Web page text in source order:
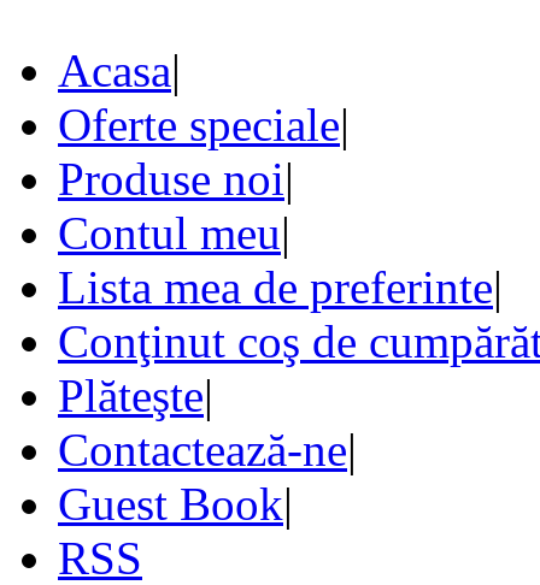
Acasa|
Oferte speciale|
Produse noi|
Contul meu|
Lista mea de preferinte|
Conţinut coş de
Plăteşte|
Contactează-ne|
Guest Book|
RSS